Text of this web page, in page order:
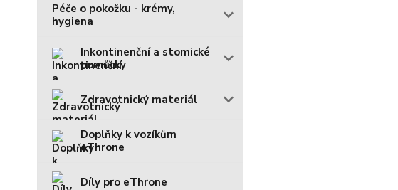
Péče o pokožku - krémy,
hygiena
Inkontinenční a stomické
pomůcky
Zdravotnický materiál
Doplňky k vozíkům
eThrone
Díly pro eThrone